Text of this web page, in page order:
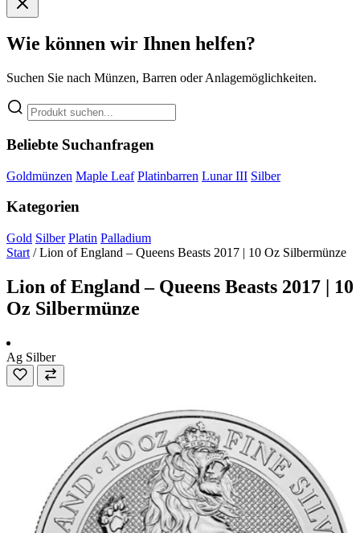
Wie können wir Ihnen helfen?
Suchen Sie nach Münzen, Barren oder Anlagemöglichkeiten.
Beliebte Suchanfragen
Goldmünzen Maple Leaf Platinbarren Lunar III Silber
Kategorien
Gold Silber Platin Palladium
Start / Lion of England – Queens Beasts 2017 | 10 Oz Silbermünze
Lion of England – Queens Beasts 2017 | 10
Oz Silbermünze
Ag Silber